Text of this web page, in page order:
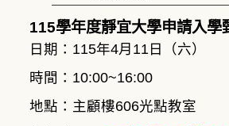
115學年度靜宜大學申請入學
日期： 115年4月11日（六）
時間：10:00~16:00
地點：主顧樓606光點教室